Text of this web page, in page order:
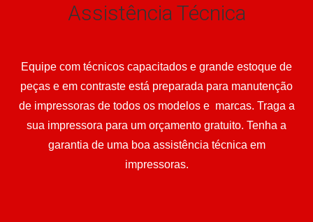
Assistência Técnica
Equipe com técnicos capacitados e grande estoque de
peças e em contraste está preparada para manutenção
de impressoras de todos os modelos e marcas. Traga a
sua impressora para um orçamento gratuito. Tenha a
garantia de uma boa assistência técnica em
impressoras.